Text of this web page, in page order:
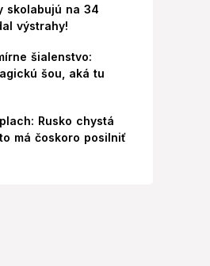
skolabujú na 34
výstrahy!
šialenstvo:
šou, aká tu
Rusko chystá
má čoskoro posilniť